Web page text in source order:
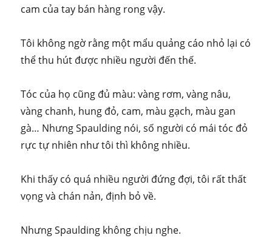
cam của tay bán hàng rong vậy.
Tôi không ngờ rằng một mẩu quảng cáo nhỏ lại có
thể thu hút được nhiều người đến thế.
Tóc của họ cũng đủ màu: vàng rơm, vàng nâu,
vàng chanh, hung đỏ, cam, màu gạch, màu gan
gà… Nhưng Spaulding nói, số người có mái tóc đỏ
rực tự nhiên như tôi thì không nhiều.
Khi thấy có quá nhiều người đứng đợi, tôi rất thất
vọng và chán nản, định bỏ về.
Nhưng Spaulding không chịu nghe.